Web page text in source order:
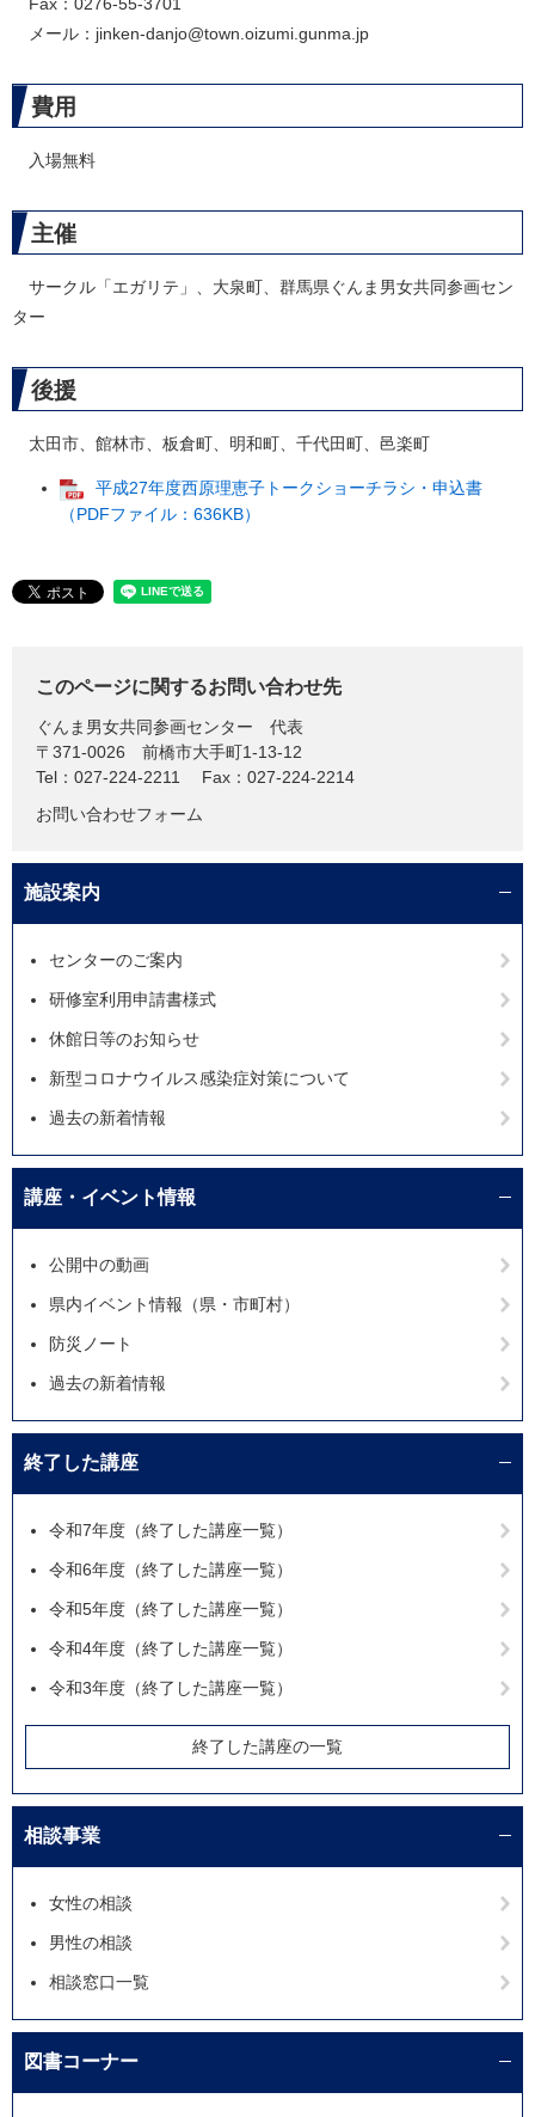
Fax：0276-55-3701
メール：jinken-danjo@town.oizumi.gunma.jp
費用
入場無料
主催
サークル「エガリテ」、大泉町、群馬県ぐんま男女共同参画セン
ター
後援
太田市、館林市、板倉町、明和町、千代田町、邑楽町
平成27年度西原理恵子トークショーチラシ・申込書
（PDFファイル：636KB）
このページに関するお問い合わせ先
ぐんま男女共同参画センター
代表
〒371-0026
前橋市大手町1-13-12
Tel：027-224-2211
Fax：027-224-2214
お問い合わせフォーム
施設案内
センターのご案内
研修室利用申請書様式
休館日等のお知らせ
新型コロナウイルス感染症対策について
過去の新着情報
講座・イベント情報
公開中の動画
県内イベント情報（県・市町村）
防災ノート
過去の新着情報
終了した講座
令和7年度（終了した講座一覧）
令和6年度（終了した講座一覧）
令和5年度（終了した講座一覧）
令和4年度（終了した講座一覧）
令和3年度（終了した講座一覧）
終了した講座の一覧
相談事業
女性の相談
男性の相談
相談窓口一覧
図書コーナー